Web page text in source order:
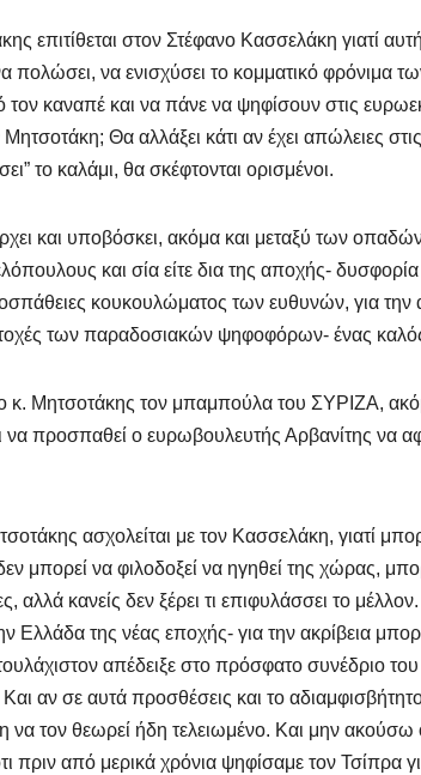
επιτίθεται στον Στέφανο Κασσελάκη γιατί
πολώσει, να ενισχύσει το κομματικό φρόνιμα
καναπέ και να πάνε να ψηφίσουν στις
Θα αλλάξει κάτι αν έχει απώλειες
το καλάμι, θα σκέφτονται ορισμένοι.
και υποβόσκει, ακόμα και μεταξύ των
και σία είτε δια της αποχής- δυσφορία
κουκουλώματος των ευθυνών, για την
των παραδοσιακών ψηφοφόρων- ένας
κ. Μητσοτάκης τον μπαμπούλα του ΣΥΡΙΖΑ,
προσπαθεί ο ευρωβουλευτής Αρβανίτης να
ασχολείται με τον Κασσελάκη, γιατί
μπορεί να φιλοδοξεί να ηγηθεί της χώρας,
αλλά κανείς δεν ξέρει τι επιφυλάσσει το
Ελλάδα της νέας εποχής- για την ακρίβεια
απέδειξε στο πρόσφατο συνέδριο του
Και αν σε αυτά προσθέσεις και το
να τον θεωρεί ήδη τελειωμένο. Και μην ακούσω
πριν από μερικά χρόνια ψηφίσαμε τον